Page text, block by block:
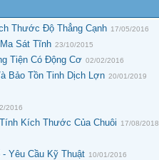
Thước Độ Thẳng Cạnh 17/05/2016
Sát Tĩnh 23/10/2015
Tiện Có Động Cơ 02/02/2016
Bảo Tồn Tinh Dịch Lợn 20/01/2019
2016
Kích Thước Của Chuôi 17/08/2018
Yêu Cầu Kỹ Thuật 10/01/2016